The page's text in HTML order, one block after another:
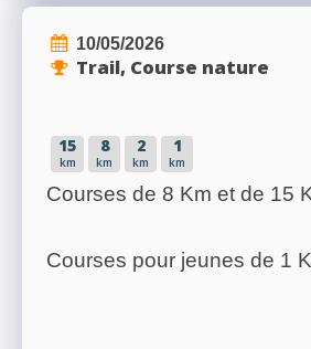
10/05/2026
Trail, Course nature
15
km
8
km
2
km
1
km
Courses de 8 Km et de 15
Courses pour jeunes de 1